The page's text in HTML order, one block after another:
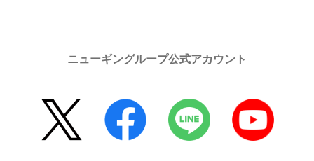
ニューギングループ公式アカウント